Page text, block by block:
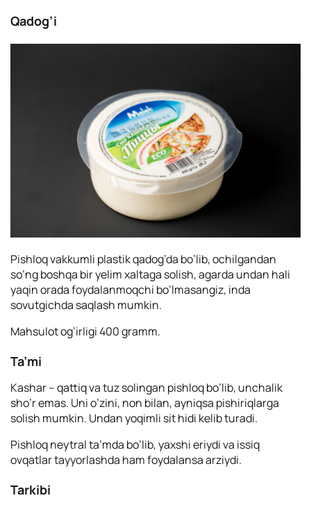
Qadog’i
Pishloq vakkumli plastik qadog’da bo’lib, ochilgandan
so’ng boshqa bir yelim xaltaga solish, agarda undan hali
yaqin orada foydalanmoqchi bo’lmasangiz, inda
sovutgichda saqlash mumkin.
Mahsulot og’irligi 400 gramm.
Ta’mi
Кashar – qattiq va tuz solingan pishloq bo’lib, unchalik
sho’r emas. Uni o’zini, non bilan, ayniqsa pishiriqlarga
solish mumkin. Undan yoqimli sit hidi kelib turadi.
Pishloq neytral ta’mda bo’lib, yaxshi eriydi va issiq
ovqatlar tayyorlashda ham foydalansa arziydi.
Tarkibi